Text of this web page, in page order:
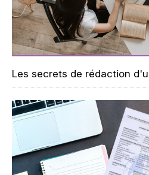
Les secrets de rédaction